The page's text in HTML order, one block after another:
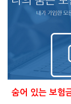
숨어 있는 보험